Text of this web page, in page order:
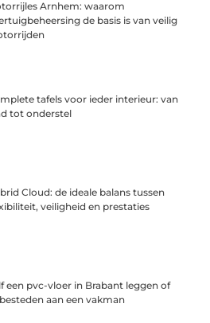
Arnhem: waarom
de basis is van veilig
tafels voor ieder interieur: van
tot onderstel
Cloud: de ideale balans tussen
veiligheid en prestaties
een pvc-vloer in Brabant leggen of
aan een vakman